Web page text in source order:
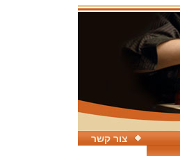
צור קשר